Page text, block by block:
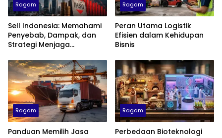
Ragam
Sell Indonesia: Memahami
Penyebab, Dampak, dan
Strategi Menjaga
Ragam
Peran Utama Logistik
Efisien dalam Kehidupan
Bisnis
Ragam
Panduan Memilih Jasa
Ragam
Perbedaan Bioteknologi